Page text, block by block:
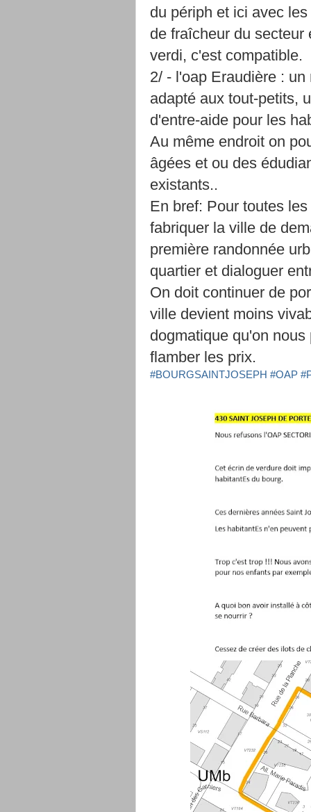
du périph et ici avec
de fraîcheur du
verdi, c'est compatible.
2/ - l'oap Eraudière :
adapté aux tout-petits,
d'entre-aide pour les
Au même endroit on
âgées et ou des
existants..
En bref: Pour toutes
fabriquer la ville de
première randonnée
quartier et dialoguer
On doit continuer de
ville devient moins
dogmatique qu'on
flamber les prix.
#BOURGSAINTJOSEPH #OAP